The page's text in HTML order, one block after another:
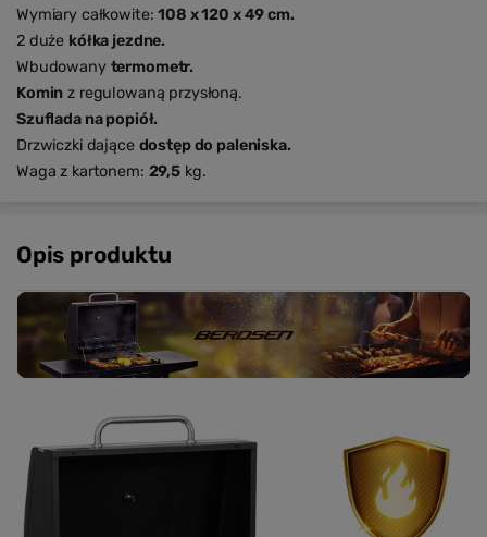
Wymiary całkowite:108 x 120 x 49 cm.
2 duże kółka jezdne.
Wbudowany termometr.
Komin z regulowaną przysłoną.
Szuflada na popiół.
Drzwiczki dające dostęp do paleniska.
Waga z kartonem: 29,5 kg.
Opis produktu